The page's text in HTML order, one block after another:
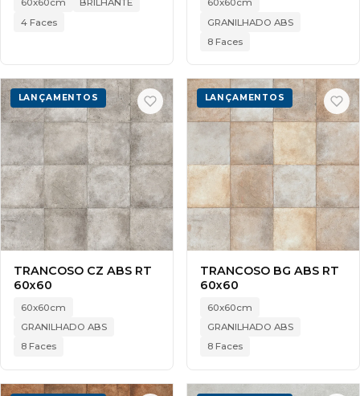
60x60cm
BRILHANTE
4 Faces
60x60cm
GRANILHADO ABS
8 Faces
LANÇAMENTOS
TRANCOSO CZ ABS RT
60x60
60x60cm
GRANILHADO ABS
8 Faces
LANÇAMENTOS
TRANCOSO BG ABS RT
60x60
60x60cm
GRANILHADO ABS
8 Faces